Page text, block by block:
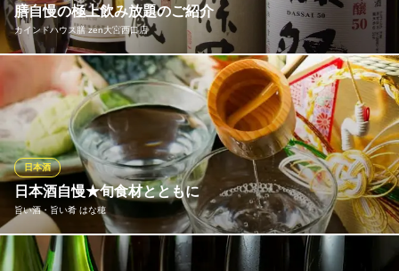
膳自慢の極上飲み放題のご紹介
カインドハウス膳 zen大宮西口店
地酒…獺祭・久保田・緑川・楯野川・手取川・〆張鶴・八海山・
寒梅など全36種 厳選本格焼酎・・・【芋】なかむら・明るい農
村・川越・富乃宝山 くじら・黒霧島 ・海 ・一刻者など全18種
【麦】二階堂 閻魔赤 田苑 麦汁 中々 など全9種 【黒糖】喜
界島・れんと【泡盛】久米仙 残波 その他焼酎4種
※こちらは夜のみのこだわりです。
カインドハウス膳 zen大宮西口店
大宮個室居酒屋地酒
ＪＲ大宮駅西口 徒歩1分
日本酒自慢★旬食材とともに
旨い酒・旨い肴 はな穂
日本酒
酒にも季節がございます。一番搾りの生酒は、香りが良く、フレ